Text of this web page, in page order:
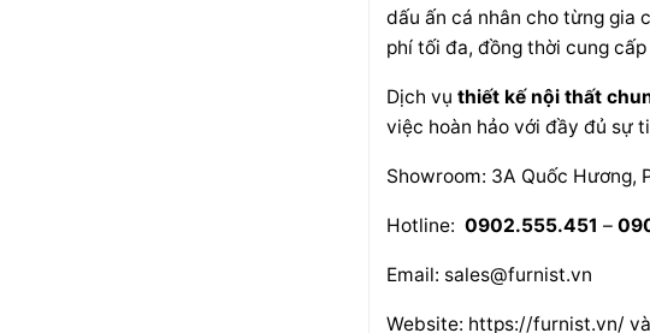
dấu ấn cá nhân cho từng gia
phí tối đa, đồng thời cung
Dịch vụ thiết kế nội thất
việc hoàn hảo với đầy đủ sự
Showroom: 3A Quốc Hương,
Hotline: 0902.555.451 –
Email: sales@furnist.vn
Website: https://furnist.vn/ và